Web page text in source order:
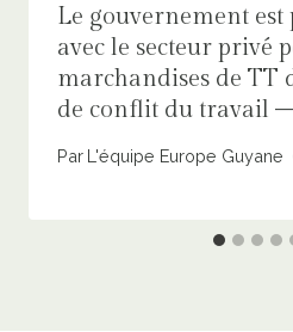
Le gouvernement
avec le secteur privé
marchandises de TT
de conflit du travail
Par L'équipe Europe Guyane